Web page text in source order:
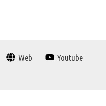
Web Youtube